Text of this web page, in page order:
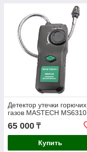
Детектор утечки горючих
газов MASTECH MS6310
65 000 ₸
Купить